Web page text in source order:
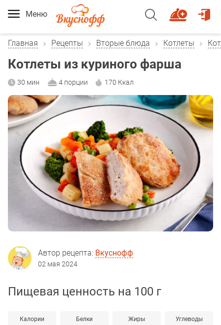
Меню
Главная Рецепты Вторые блюда Котлеты
Котлеты из куриного фарша
30 мин 4 порции 170 Ккал
Автор рецепта: Вкуснофф
02 мая 2024
Пищевая ценность на 100 г
Калории Белки Жиры Углеводы